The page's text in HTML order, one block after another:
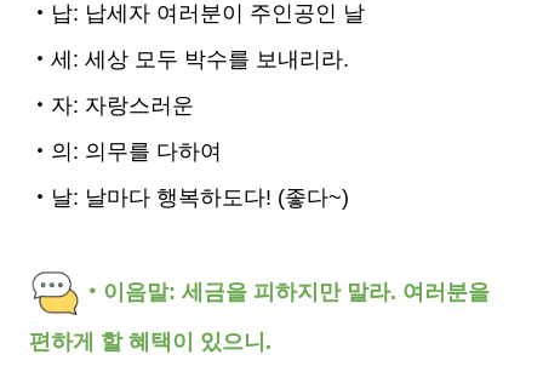
‧납: 납세자 여러분이 주인공인 날
‧세: 세상 모두 박수를 보내리라.
‧자: 자랑스러운
‧의: 의무를 다하여
‧날: 날마다 행복하도다! (좋다~)
‧이음말: 세금을 피하지만 말라. 여러분을
편하게 할 혜택이 있으니.